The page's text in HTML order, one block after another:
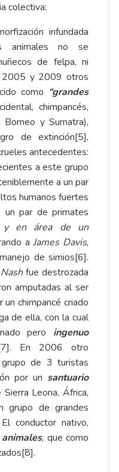
colectiva:
infundada
animales no se
de felpa, ni
2005 y 2009 otros
como “grandes
chimpancés,
y Sumatra),
de extinción[5],
antecedentes:
a este grupo
a un par
humanos fuertes
un par de primates
y en área de un
aJames Davis,
de simios[6].
fue destrozada
amputadas al ser
chimpancé criado
de ella, con la cual
pero ingenuo
. En 2006 otro
de 3 turistas
por un santuario
Leona, África,
grupo de grandes
conductor nativo,
, que como
[8].